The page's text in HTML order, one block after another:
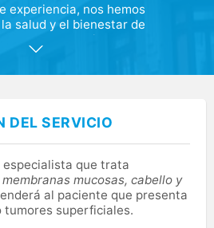
experiencia, nos hemos
salud y el bienestar de
compromiso constante es
a través de una atención
de prevención y bienestar de
médico a tu disposición.
DEL SERVICIO
especialista que trata
mucosas, cabello y
al paciente que presenta
tumores superficiales.